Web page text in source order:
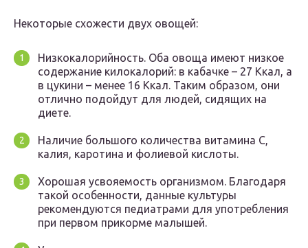
Некоторые схожести двух овощей:
Низкокалорийность. Оба овоща имеют низкое
содержание килокалорий: в кабачке – 27 Ккал, а
в цукини – менее 16 Ккал. Таким образом, они
отлично подойдут для людей, сидящих на
диете.
Наличие большого количества витамина С,
калия, каротина и фолиевой кислоты.
Хорошая усвояемость организмом. Благодаря
такой особенности, данные культуры
рекомендуются педиатрами для употребления
при первом прикорме малышей.